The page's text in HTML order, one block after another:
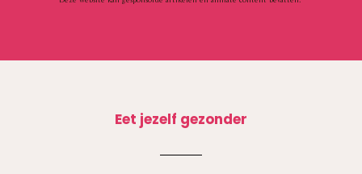
Eet jezelf gezonder